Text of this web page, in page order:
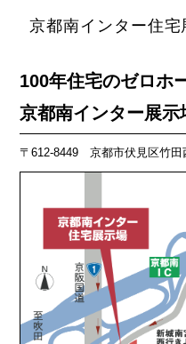
京都南インター住宅
100年住宅のゼロホ
京都南インター展示
〒612-8449 京都市伏見区竹田